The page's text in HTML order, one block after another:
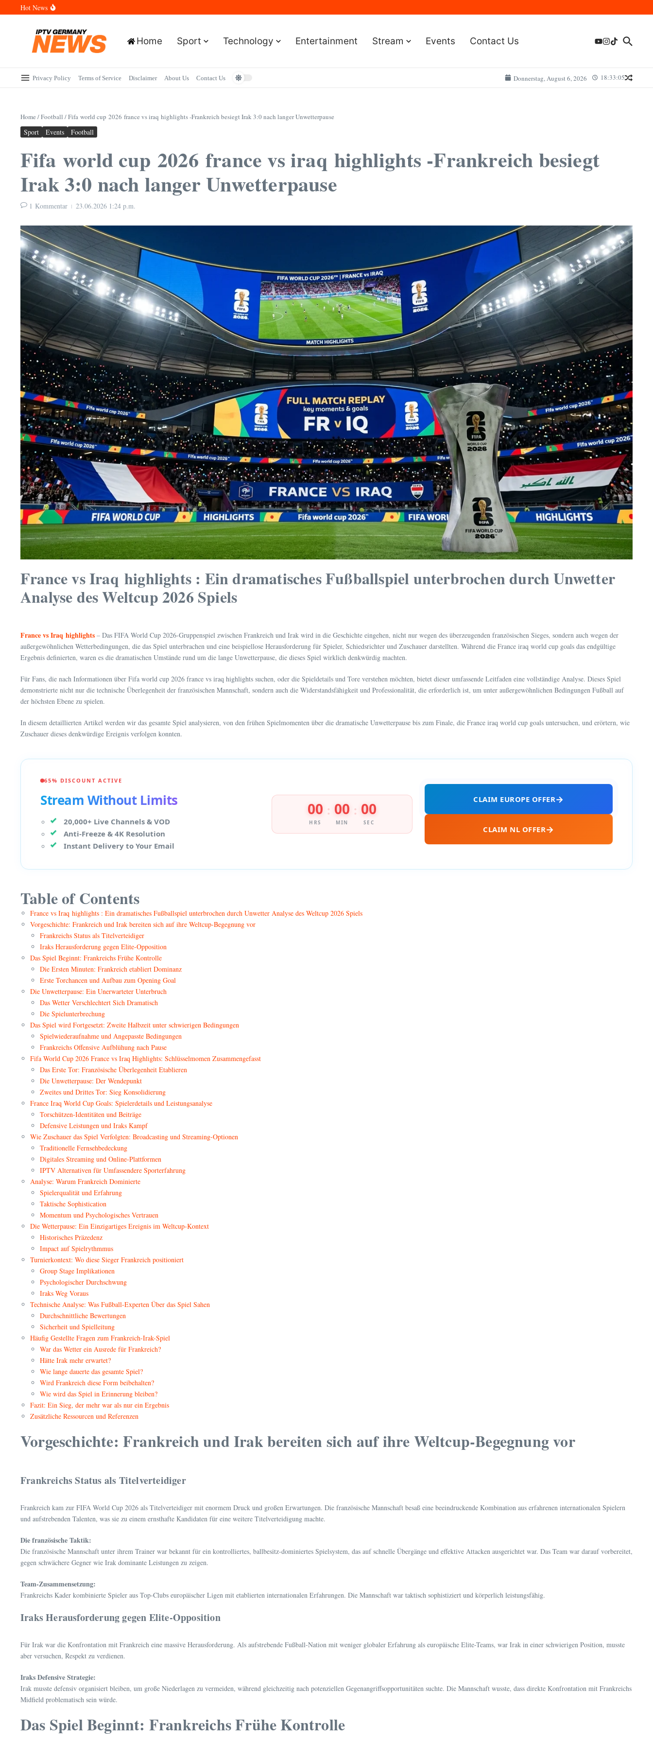
Skip to content
Hot News
Wie lange wird das PlayStation (PSN) Network ausfallen? Der Vollständige Leitfaden für Gamer
Welche Mini LED Fernseher sind die Besten? Der Vollständige Leitfaden für Premium-Bildqualität
Wat is het Vermogen van Pepijn Lijnders? Der Vollständige Leitfaden zum Vermögen und der Karriere
Home Sport Technology Entertainment Stream Events Contact Us
Privacy Policy Terms of Service Disclaimer About Us Contact Us Donnerstag, August 6, 2026 18:33:05
Home /Football /Fifa world cup 2026 france vs iraq highlights -Frankreich besiegt Irak 3:0 nach langer Unwetterpause
Sport Events Football
Fifa world cup 2026 france vs iraq highlights -Frankreich besiegt
Irak 3:0 nach langer Unwetterpause
1 Kommentar 23.06.2026 1:24 p.m.
France vs Iraq highlights : Ein dramatisches Fußballspiel unterbrochen durch Unwetter
Analyse des Weltcup 2026 Spiels
France vs Iraq highlights – Das FIFA World Cup 2026-Gruppenspiel zwischen Frankreich und Irak wird in die Geschichte eingehen, nicht nur wegen des überzeugenden französischen Sieges, sondern auch wegen der
außergewöhnlichen Wetterbedingungen, die das Spiel unterbrachen und eine beispiellose Herausforderung für Spieler, Schiedsrichter und Zuschauer darstellten. Während die France iraq world cup goals das endgültige
Ergebnis definierten, waren es die dramatischen Umstände rund um die lange Unwetterpause, die dieses Spiel wirklich denkwürdig machten.
Für Fans, die nach Informationen über Fifa world cup 2026 france vs iraq highlights suchen, oder die Spieldetails und Tore verstehen möchten, bietet dieser umfassende Leitfaden eine vollständige Analyse. Dieses Spiel
demonstrierte nicht nur die technische Überlegenheit der französischen Mannschaft, sondern auch die Widerstandsfähigkeit und Professionalität, die erforderlich ist, um unter außergewöhnlichen Bedingungen Fußball auf
der höchsten Ebene zu spielen.
In diesem detaillierten Artikel werden wir das gesamte Spiel analysieren, von den frühen Spielmomenten über die dramatische Unwetterpause bis zum Finale, die France iraq world cup goals untersuchen, und erörtern, wie
Zuschauer dieses denkwürdige Ereignis verfolgen konnten.
65% DISCOUNT ACTIVE
Stream Without Limits
20,000+ Live Channels & VOD
Anti-Freeze & 4K Resolution
Instant Delivery to Your Email
00
HRS
: 00
MIN
: 00
SEC
CLAIM EUROPE OFFER
CLAIM NL OFFER
Table of Contents
France vs Iraq highlights : Ein dramatisches Fußballspiel unterbrochen durch Unwetter Analyse des Weltcup 2026 Spiels
Vorgeschichte: Frankreich und Irak bereiten sich auf ihre Weltcup-Begegnung vor
Frankreichs Status als Titelverteidiger
Iraks Herausforderung gegen Elite-Opposition
Das Spiel Beginnt: Frankreichs Frühe Kontrolle
Die Ersten Minuten: Frankreich etabliert Dominanz
Erste Torchancen und Aufbau zum Opening Goal
Die Unwetterpause: Ein Unerwarteter Unterbruch
Das Wetter Verschlechtert Sich Dramatisch
Die Spielunterbrechung
Das Spiel wird Fortgesetzt: Zweite Halbzeit unter schwierigen Bedingungen
Spielwiederaufnahme und Angepasste Bedingungen
Frankreichs Offensive Aufblühung nach Pause
Fifa World Cup 2026 France vs Iraq Highlights: Schlüsselmomen Zusammengefasst
Das Erste Tor: Französische Überlegenheit Etablieren
Die Unwetterpause: Der Wendepunkt
Zweites und Drittes Tor: Sieg Konsolidierung
France Iraq World Cup Goals: Spielerdetails und Leistungsanalyse
Torschützen-Identitäten und Beiträge
Defensive Leistungen und Iraks Kampf
Wie Zuschauer das Spiel Verfolgten: Broadcasting und Streaming-Optionen
Traditionelle Fernsehbedeckung
Digitales Streaming und Online-Plattformen
IPTV Alternativen für Umfassendere Sporterfahrung
Analyse: Warum Frankreich Dominierte
Spielerqualität und Erfahrung
Taktische Sophistication
Momentum und Psychologisches Vertrauen
Die Wetterpause: Ein Einzigartiges Ereignis im Weltcup-Kontext
Historisches Präzedenz
Impact auf Spielrythmmus
Turnierkontext: Wo diese Sieger Frankreich positioniert
Group Stage Implikationen
Psychologischer Durchschwung
Iraks Weg Voraus
Technische Analyse: Was Fußball-Experten Über das Spiel Sahen
Durchschnittliche Bewertungen
Sicherheit und Spielleitung
Häufig Gestellte Fragen zum Frankreich-Irak-Spiel
War das Wetter ein Ausrede für Frankreich?
Hätte Irak mehr erwartet?
Wie lange dauerte das gesamte Spiel?
Wird Frankreich diese Form beibehalten?
Wie wird das Spiel in Erinnerung bleiben?
Fazit: Ein Sieg, der mehr war als nur ein Ergebnis
Zusätzliche Ressourcen und Referenzen
Vorgeschichte: Frankreich und Irak bereiten sich auf ihre Weltcup-Begegnung vor
Frankreichs Status als Titelverteidiger
Frankreich kam zur FIFA World Cup 2026 als Titelverteidiger mit enormem Druck und großen Erwartungen. Die französische Mannschaft besaß eine beeindruckende Kombination aus erfahrenen internationalen Spielern
und aufstrebenden Talenten, was sie zu einem ernsthafte Kandidaten für eine weitere Titelverteidigung machte.
Die französische Taktik:
Die französische Mannschaft unter ihrem Trainer war bekannt für ein kontrolliertes, ballbesitz-dominiertes Spielsystem, das auf schnelle Übergänge und effektive Attacken ausgerichtet war. Das Team war darauf vorbereitet,
gegen schwächere Gegner wie Irak dominante Leistungen zu zeigen.
Team-Zusammensetzung:
Frankreichs Kader kombinierte Spieler aus Top-Clubs europäischer Ligen mit etablierten internationalen Erfahrungen. Die Mannschaft war taktisch sophistiziert und körperlich leistungsfähig.
Iraks Herausforderung gegen Elite-Opposition
Für Irak war die Konfrontation mit Frankreich eine massive Herausforderung. Als aufstrebende Fußball-Nation mit weniger globaler Erfahrung als europäische Elite-Teams, war Irak in einer schwierigen Position, musste
aber versuchen, Respekt zu verdienen.
Iraks Defensive Strategie:
Irak musste defensiv organisiert bleiben, um große Niederlagen zu vermeiden, während gleichzeitig nach potenziellen Gegenangriffsopportunitäten suchte. Die Mannschaft wusste, dass direkte Konfrontation mit Frankreichs
Midfield problematisch sein würde.
Das Spiel Beginnt: Frankreichs Frühe Kontrolle